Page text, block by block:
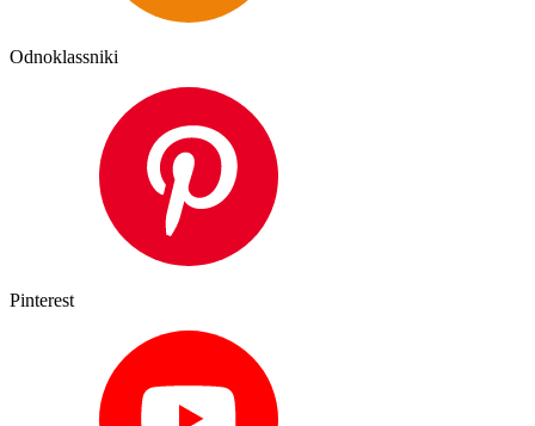
Odnoklassniki
Pinterest